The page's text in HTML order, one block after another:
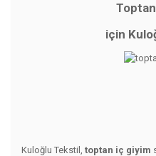
için
Kuloğlu Tekstil, toptan iç giyim